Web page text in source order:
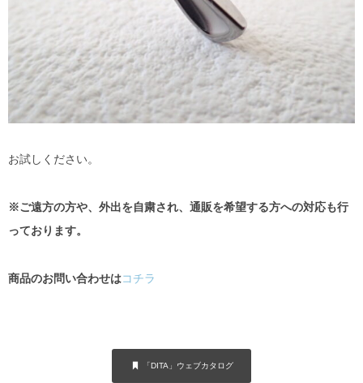
お試しください。
※ご遠方の方や、外出を自粛され、通販を希望する方への対応も行
っております。
商品のお問い合わせはコチラ
「DITA」ウェブカタログ